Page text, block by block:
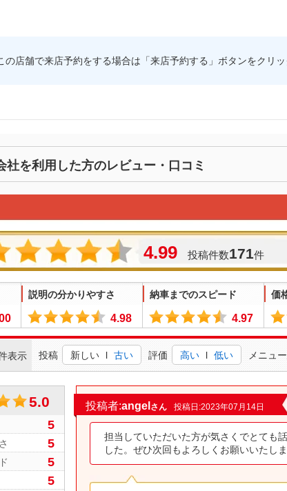
の店舗で来店予約をする場合は「来店予約する」ボタンをクリッ
社を利用した方のレビュー・口コミ
4.99 投稿件数171件
説明の分かりやすさ 納車までのスピード 価
4.98 4.97
表示 投稿 新しい l 古い 評価 高い l 低い メニュ
5.0
5
5
5
5
投稿者:angelさん 投稿日:2023年07月14日
担当していただいた方が気さくでとても
した。ぜひ次回もよろしくお願いいたしま